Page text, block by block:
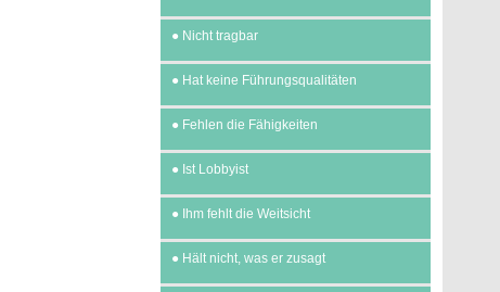
● Nicht tragbar
● Hat keine Führungsqualitäten
● Fehlen die Fähigkeiten
● Ist Lobbyist
● Ihm fehlt die Weitsicht
● Hält nicht, was er zusagt